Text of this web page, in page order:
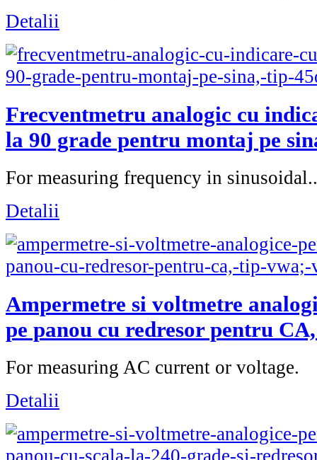
Detalii
Frecventmetru analogic cu
la 90 grade pentru montaj pe
For measuring frequency in
Detalii
Ampermetre si voltmetre
pe panou cu redresor pentru
For measuring AC current or voltage.
Detalii